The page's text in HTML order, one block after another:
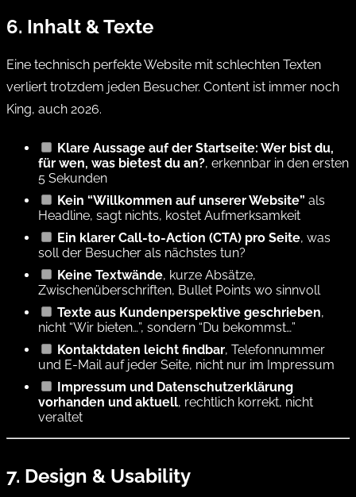
6. Inhalt & Texte
Eine technisch perfekte Website mit schlechten Texten
verliert trotzdem jeden Besucher. Content ist immer noch
King, auch 2026.
Klare Aussage auf der Startseite: Wer bist du,
für wen, was bietest du an?, erkennbar in den ersten
5 Sekunden
Kein “Willkommen auf unserer Website” als
Headline, sagt nichts, kostet Aufmerksamkeit
Ein klarer Call-to-Action (CTA) pro Seite, was
soll der Besucher als nächstes tun?
Keine Textwände, kurze Absätze,
Zwischenüberschriften, Bullet Points wo sinnvoll
Texte aus Kundenperspektive geschrieben,
nicht “Wir bieten…”, sondern “Du bekommst…”
Kontaktdaten leicht findbar, Telefonnummer
und E-Mail auf jeder Seite, nicht nur im Impressum
Impressum und Datenschutzerklärung
vorhanden und aktuell, rechtlich korrekt, nicht
veraltet
7. Design & Usability